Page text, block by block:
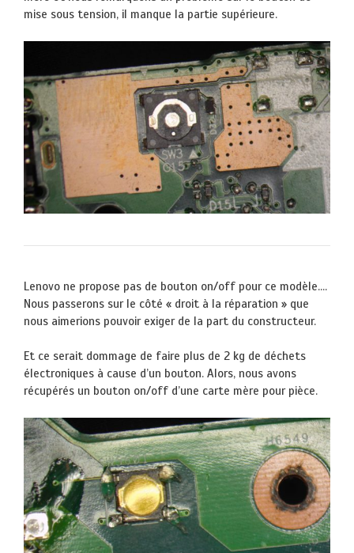
mise sous tension, il manque la partie supérieure.
Lenovo ne propose pas de bouton on/off pour ce modèle….
Nous passerons sur le côté « droit à la réparation » que
nous aimerions pouvoir exiger de la part du constructeur.
Et ce serait dommage de faire plus de 2 kg de déchets
électroniques à cause d’un bouton. Alors, nous avons
récupérés un bouton on/off d’une carte mère pour pièce.